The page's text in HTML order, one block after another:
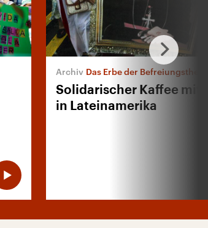
Das Erbe der
Solidarischer Kaffee mit
in Lateinamerika